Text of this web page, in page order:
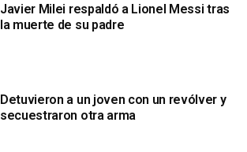
Javier Milei respaldó a Lionel Messi tras
la muerte de su padre
Detuvieron a un joven con un revólver y
secuestraron otra arma